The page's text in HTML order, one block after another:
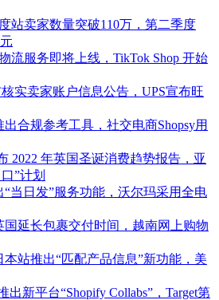
站卖家数量突破110万，第二季度
流服务即将上线，TikTok Shop 开始
实卖家账户信息公告，UPS宣布旺
合规参考工具，社交电商Shopsy用
2022 年英国圣诞消费趋势报告，亚
”计划
“当日发”服务功能，沃尔玛采用全电
国延长包裹交付时间，越南网上购物
本站推出“匹配产品信息”新功能，美
出新平台“Shopify Collabs”，Target第